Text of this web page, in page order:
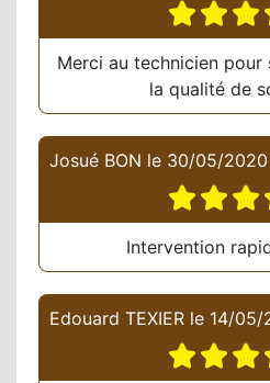
Merci au technicien pour
la qualité de
Josué BON le 30/05/2020
Intervention
Edouard TEXIER le 14/05/